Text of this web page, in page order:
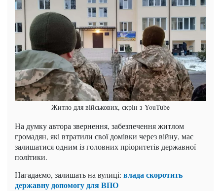
Житло для військових, скрін з YouTube
На думку автора звернення, забезпечення житлом
громадян, які втратили свої домівки через війну, має
залишатися одним із головних пріоритетів державної
політики.
Нагадаємо, залишать на вулиці: влада скоротить
державну допомогу для ВПО